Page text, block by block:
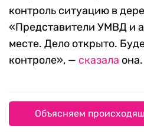
контроль ситуацию в
«Представители УМВД и
месте. Дело открыто.
контроле», — сказала она.
Объясняем